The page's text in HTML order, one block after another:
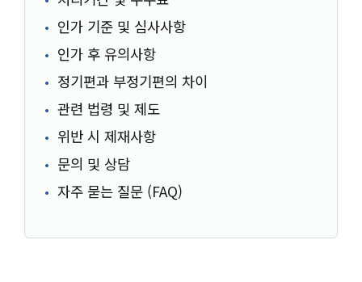
인가 기준 및 심사사항
인가 후 유의사항
정기편과 부정기편의 차이
관련 법령 및 제도
위반 시 제재사항
문의 및 상담
자주 묻는 질문 (FAQ)